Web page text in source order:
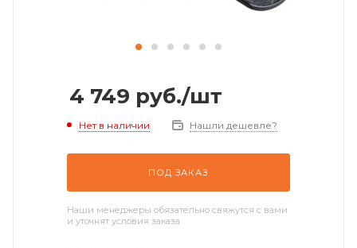
4 749 руб./шт
Нет в наличии Нашли дешевле?
ПОД ЗАКАЗ
Наши менеджеры обязательно свяжутся с вами
и уточнят условия заказа